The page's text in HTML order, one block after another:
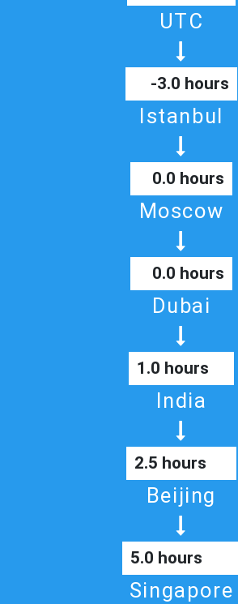
UTC
-3.0 hours
Istanbul
0.0 hours
Moscow
0.0 hours
Dubai
1.0 hours
India
2.5 hours
Beijing
5.0 hours
Singapore